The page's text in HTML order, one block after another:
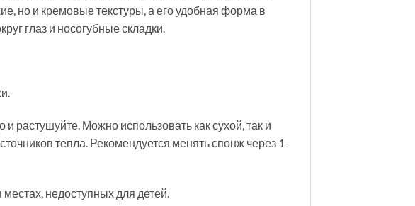
но и кремовые текстуры, а его удобная форма в
глаз и носогубные складки.
растушуйте. Можно использовать как сухой, так и
тепла. Рекомендуется менять спонж через 1-
недоступных для детей.